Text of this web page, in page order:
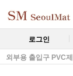
로그인
외부용 출입구 PVC